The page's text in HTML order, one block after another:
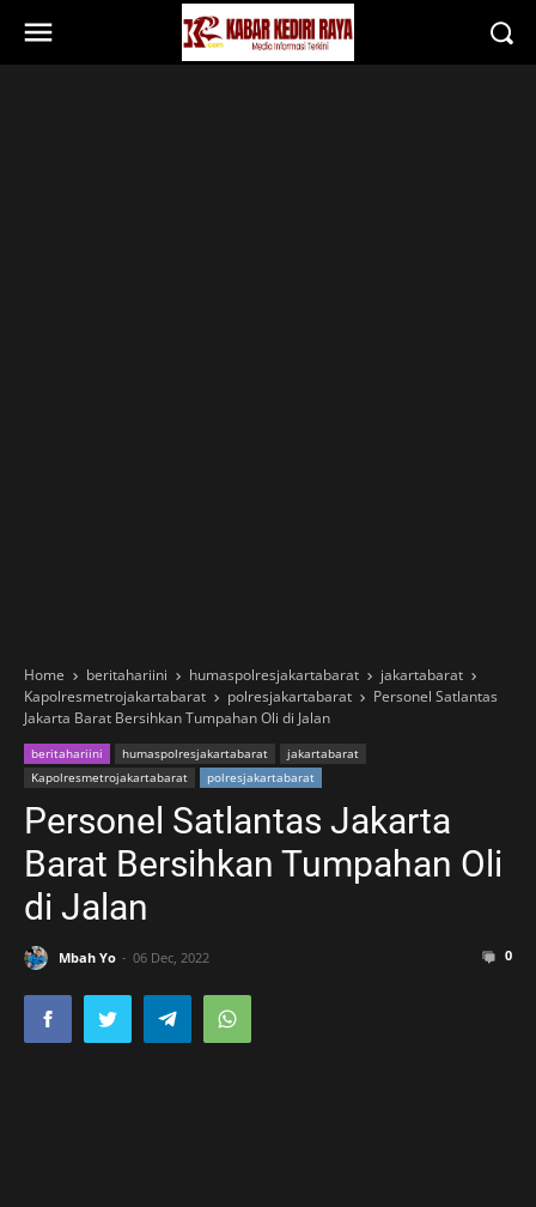
Home beritahariini humaspolresjakartabarat
jakartabarat
Kapolresmetrojakartabarat
polresjakartabarat
Personel Satlantas
Jakarta Barat Bersihkan Tumpahan Oli di Jalan
beritahariini humaspolresjakartabarat
jakartabarat
Kapolresmetrojakartabarat
polresjakartabarat
Personel Satlantas Jakarta
Barat Bersihkan Tumpahan Oli
di Jalan
Mbah Yo 06 Dec, 2022 0